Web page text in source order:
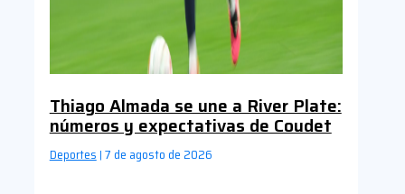
Thiago Almada se une a River Plate:
números y expectativas de Coudet
Deportes | 7 de agosto de 2026